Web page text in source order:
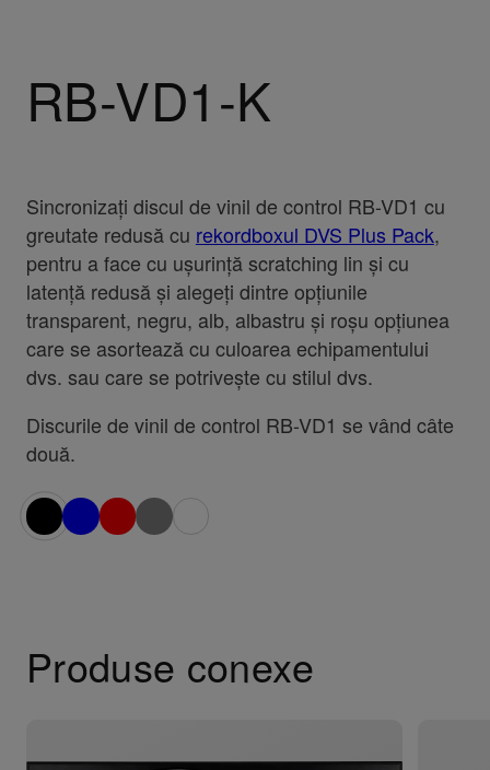
RB-VD1-K
Sincronizați discul de vinil de control RB-VD1 cu
greutate redusă cu rekordboxul DVS Plus Pack,
pentru a face cu ușurință scratching lin și cu
latență redusă și alegeți dintre opțiunile
transparent, negru, alb, albastru și roșu opțiunea
care se asortează cu culoarea echipamentului
dvs. sau care se potrivește cu stilul dvs.
Discurile de vinil de control RB-VD1 se vând câte
două.
Produse conexe